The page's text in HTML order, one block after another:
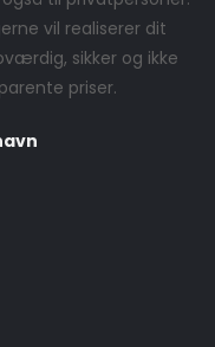
vil realiserer dit
sikker og ikke
priser.